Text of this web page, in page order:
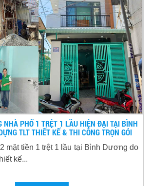
NHÀ PHỐ 1 TRỆT 1 LẦU HIỆN ĐẠI TẠI BÌNH
TLT THIẾT KẾ & THI CÔNG TRỌN GÓI
mặt tiền 1 trệt 1 lầu tại Bình Dương do
kế...